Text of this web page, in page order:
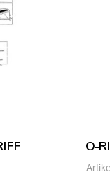
O-